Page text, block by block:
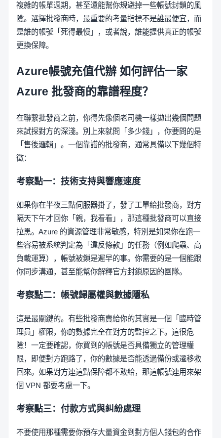
複雜的帳單週期，甚至還能幫你規避掉一些帳號封鎖的風
險。選擇批發商時，最重要的考量指標不是誰最便宜，而
是誰的帳號「死得最慢」，或者說，誰能提供真正的帳號
更換保障。
Azure帳號充值代辦 如何評估一家
Azure 批發商的靠譜程度？
在聯繫批發商之前，你得先像個老司機一樣拋出幾個問題
來試探對方的深淺。別上來就問「多少錢」，你要問的是
「售後邏輯」。一個靠譜的批發商，通常具備以下幾個特
徵：
考察點一：技術支持與響應速度
如果你在半夜三點伺服器掛了，發了工單給批發商，對方
隔天下午才回你「親，我看看」，那這種批發商可以直接
拉黑。Azure 的資源管理非常敏感，特別是如果你在跑一
些容易被系統判定為「違反條款」的任務（例如爬蟲、高
負載運算），帳號被鎖是遲早的事。你需要的是一個能跟
你同步溝通，甚至能幫你解釋官方封鎖原因的團隊。
考察點二：帳號歸屬權與數據隱私
這是最關鍵的。有些批發商賣給你的其實是一個「臨時管
理員」權限，你的數據完全在對方的監控之下。這很危
險！一定要確認，你買到的帳號是否具備獨立的管理權
限，即便對方跑路了，你的數據是否能透過備份或遷移救
回來。如果對方連這點保障都不敢給，那這帳號連用來架
個 VPN 都要考慮一下。
考察點三：付款方式與糾紛處理
不要使用那種需要你預存大量資金到對方個人錢包的合作